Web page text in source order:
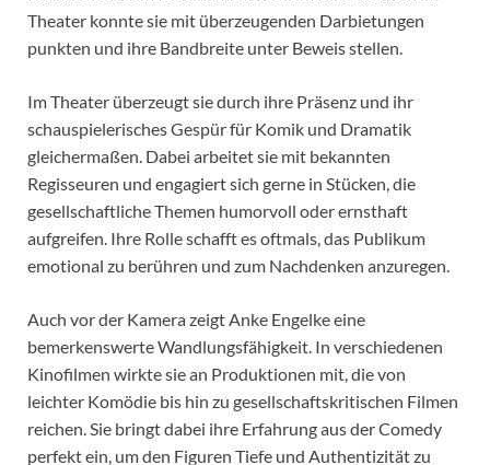
Theater konnte sie mit überzeugenden Darbietungen
punkten und ihre Bandbreite unter Beweis stellen.
Im Theater überzeugt sie durch ihre Präsenz und ihr
schauspielerisches Gespür für Komik und Dramatik
gleichermaßen. Dabei arbeitet sie mit bekannten
Regisseuren und engagiert sich gerne in Stücken, die
gesellschaftliche Themen humorvoll oder ernsthaft
aufgreifen. Ihre Rolle schafft es oftmals, das Publikum
emotional zu berühren und zum Nachdenken anzuregen.
Auch vor der Kamera zeigt Anke Engelke eine
bemerkenswerte Wandlungsfähigkeit. In verschiedenen
Kinofilmen wirkte sie an Produktionen mit, die von
leichter Komödie bis hin zu gesellschaftskritischen Filmen
reichen. Sie bringt dabei ihre Erfahrung aus der Comedy
perfekt ein, um den Figuren Tiefe und Authentizität zu